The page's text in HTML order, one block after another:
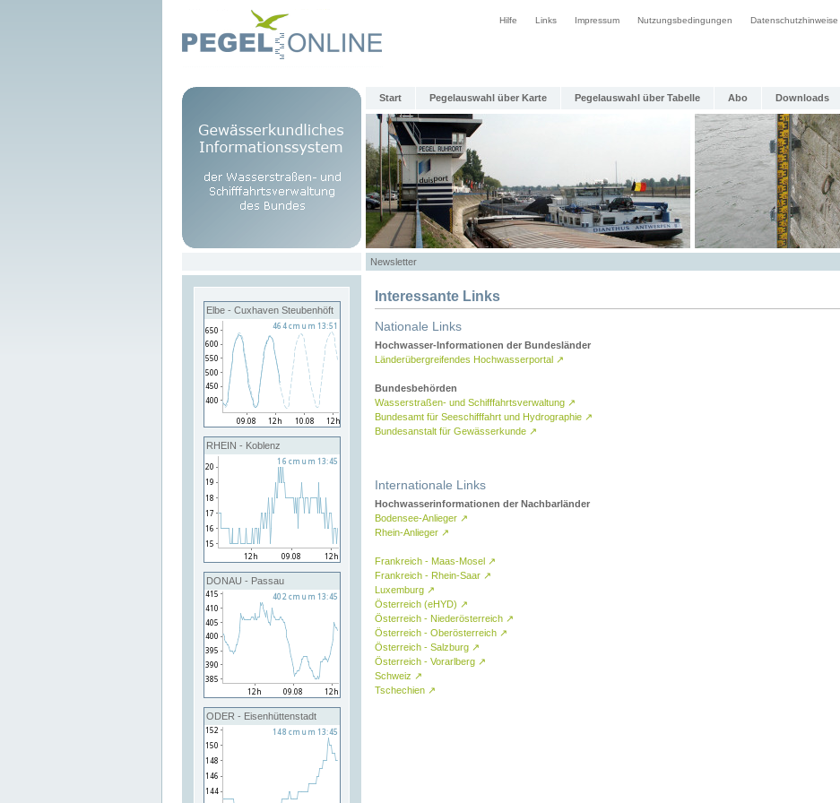
Hilfe Links Impressum Nutzungsbedingungen Datenschutzhinweise
Start Pegelauswahl über Karte Pegelauswahl über Tabelle Abo Downloads
Newsletter
Elbe - Cuxhaven Steubenhöft
RHEIN - Koblenz
DONAU - Passau
ODER - Eisenhüttenstadt
Interessante Links
Nationale Links
Hochwasser-Informationen der Bundesländer
Länderübergreifendes Hochwasserportal ↗
Bundesbehörden
Wasserstraßen- und Schifffahrtsverwaltung ↗
Bundesamt für Seeschifffahrt und Hydrographie ↗
Bundesanstalt für Gewässerkunde ↗
Internationale Links
Hochwasserinformationen der Nachbarländer
Bodensee-Anlieger ↗
Rhein-Anlieger ↗
Frankreich - Maas-Mosel ↗
Frankreich - Rhein-Saar ↗
Luxemburg ↗
Österreich (eHYD) ↗
Österreich - Niederösterreich ↗
Österreich - Oberösterreich ↗
Österreich - Salzburg ↗
Österreich - Vorarlberg ↗
Schweiz ↗
Tschechien ↗